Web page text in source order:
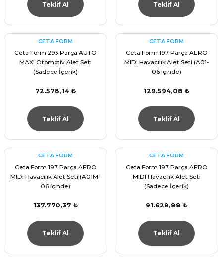
Teklif Al Teklif Al
CETA FORM
Ceta Form 293 Parça AUTO
MAXI Otomotiv Alet Seti
(Sadece İçerik)
72.578,14 ₺
Teklif Al
CETA FORM
Ceta Form 197 Parça AERO
MIDI Havacılık Alet Seti (A01-
06 içinde)
129.594,08 ₺
Teklif Al
CETA FORM
Ceta Form 197 Parça AERO
MIDI Havacılık Alet Seti (A01M-
06 içinde)
137.770,37 ₺
Teklif Al
CETA FORM
Ceta Form 197 Parça AERO
MIDI Havacılık Alet Seti
(Sadece İçerik)
91.628,88 ₺
Teklif Al